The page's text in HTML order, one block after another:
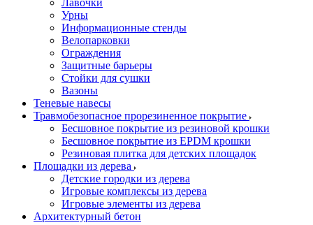
Лавочки
Урны
Информационные стенды
Велопарковки
Ограждения
Защитные барьеры
Стойки для сушки
Вазоны
Теневые навесы
Травмобезопасное прорезиненное покрытие
Бесшовное покрытие из резиновой крошки
Бесшовное покрытие из EPDM крошки
Резиновая плитка для детских площадок
Площадки из дерева
Детские городки из дерева
Игровые комплексы из дерева
Игровые элементы из дерева
Архитектурный бетон